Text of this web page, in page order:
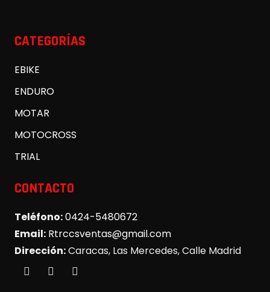
CATEGORÍAS
EBIKE
ENDURO
MOTAR
MOTOCROSS
TRIAL
CONTACTO
Teléfono:0424-5480672
Email: Rtrccsventas@gmail.com
Dirección:Caracas, Las Mercedes, Calle Madrid